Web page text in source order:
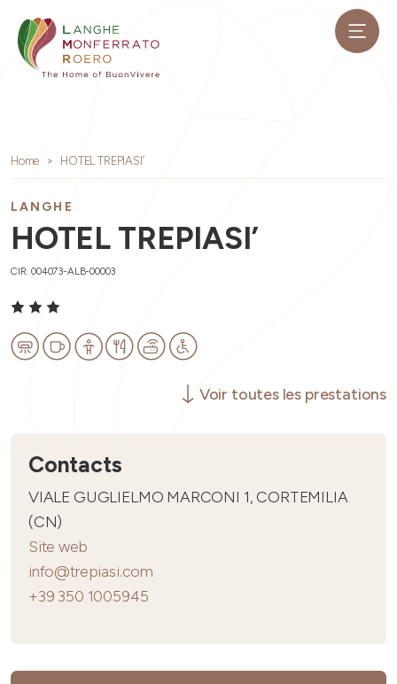
Home HOTEL TREPIASI’
LANGHE
HOTEL TREPIASI’
CIR: 004073-ALB-00003
Voir toutes les prestations
Contacts
VIALE GUGLIELMO MARCONI 1, CORTEMILIA
(CN)
Site web
info@trepiasi.com
+39 350 1005945